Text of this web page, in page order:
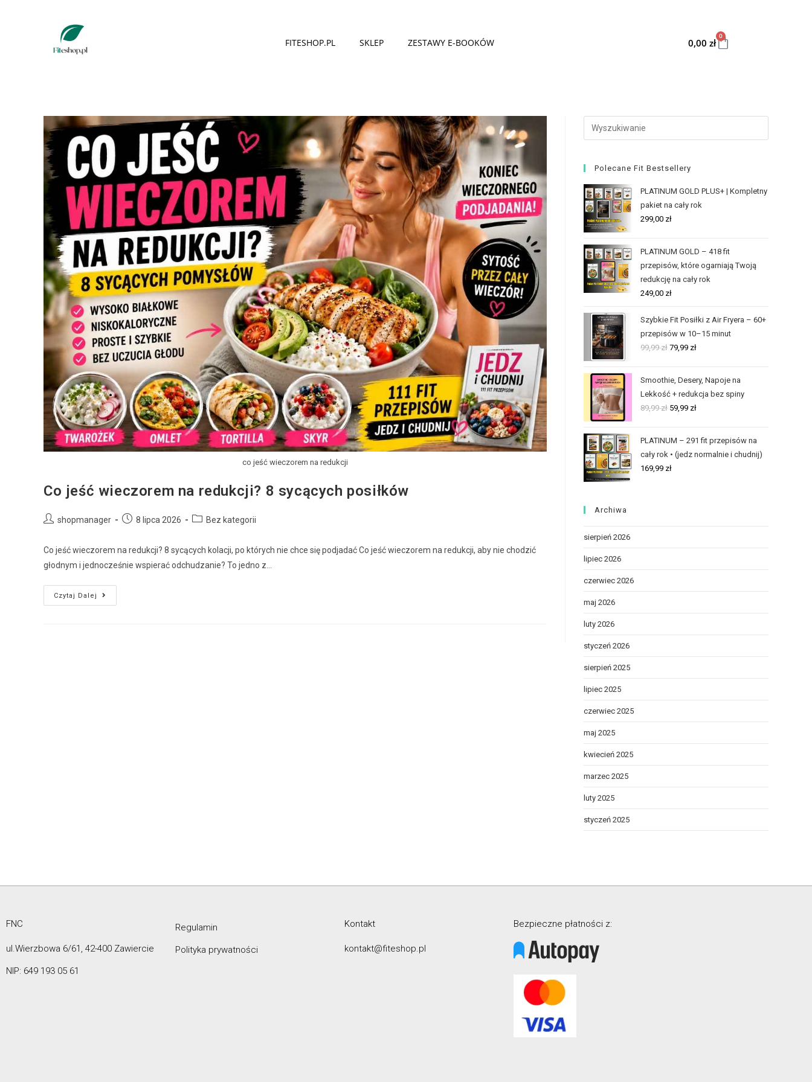
FITESHOP.PL SKLEP ZESTAWY E-BOOKÓW 0,00 zł
0
co jeść wieczorem na redukcji
Co jeść wieczorem na redukcji? 8 sycących posiłków
shopmanager 8 lipca 2026 Bez kategorii
Co jeść wieczorem na redukcji? 8 sycących kolacji, po których nie chce się podjadać Co jeść wieczorem na redukcji, aby nie chodzić
głodnym i jednocześnie wspierać odchudzanie? To jedno z…
Czytaj Dalej
Polecane Fit Bestsellery
PLATINUM GOLD PLUS+ | Kompletny
pakiet na cały rok
299,00 zł
PLATINUM GOLD – 418 fit
przepisów, które ogarniają Twoją
redukcję na cały rok
249,00 zł
Szybkie Fit Posiłki z Air Fryera – 60+
przepisów w 10–15 minut
99,99zł 79,99 zł
Smoothie, Desery, Napoje na
Lekkość + redukcja bez spiny
89,99zł 59,99 zł
PLATINUM – 291 fit przepisów na
cały rok • (jedz normalnie i chudnij)
169,99 zł
Archiwa
sierpień 2026
lipiec 2026
czerwiec 2026
maj 2026
luty 2026
styczeń 2026
sierpień 2025
lipiec 2025
czerwiec 2025
maj 2025
kwiecień 2025
marzec 2025
luty 2025
styczeń 2025
FNC
ul.Wierzbowa 6/61, 42-400 Zawiercie
NIP: 649 193 05 61
Regulamin
Polityka prywatności
Kontakt
kontakt@fiteshop.pl
Bezpieczne płatności z: